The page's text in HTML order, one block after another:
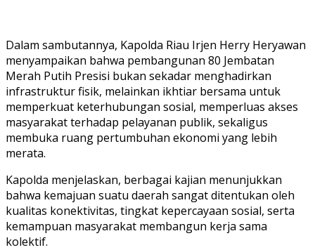
Dalam sambutannya, Kapolda Riau Irjen Herry Heryawan
menyampaikan bahwa pembangunan 80 Jembatan
Merah Putih Presisi bukan sekadar menghadirkan
infrastruktur fisik, melainkan ikhtiar bersama untuk
memperkuat keterhubungan sosial, memperluas akses
masyarakat terhadap pelayanan publik, sekaligus
membuka ruang pertumbuhan ekonomi yang lebih
merata.
Kapolda menjelaskan, berbagai kajian menunjukkan
bahwa kemajuan suatu daerah sangat ditentukan oleh
kualitas konektivitas, tingkat kepercayaan sosial, serta
kemampuan masyarakat membangun kerja sama
kolektif.